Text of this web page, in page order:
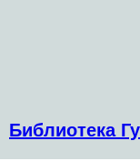
Библиотека